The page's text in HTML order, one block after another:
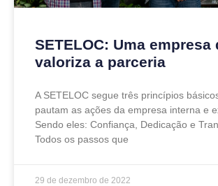
SETELOC: Uma empresa
valoriza a parceria
A SETELOC segue três princípios
pautam as ações da empresa interna e
Sendo eles: Confiança, Dedicação e
Todos os passos que
29 de dezembro de 2022